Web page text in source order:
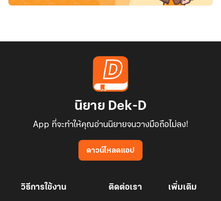
นิยาย Dek-D
App ที่จะทำให้คุณอ่านนิยายจนวางมือถือไม่ลง!
ดาวน์โหลดแอป
วิธีการใช้งาน ติดต่อเรา เพิ่มเติม